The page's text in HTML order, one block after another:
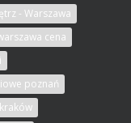
- Warszawa
cena
poznań